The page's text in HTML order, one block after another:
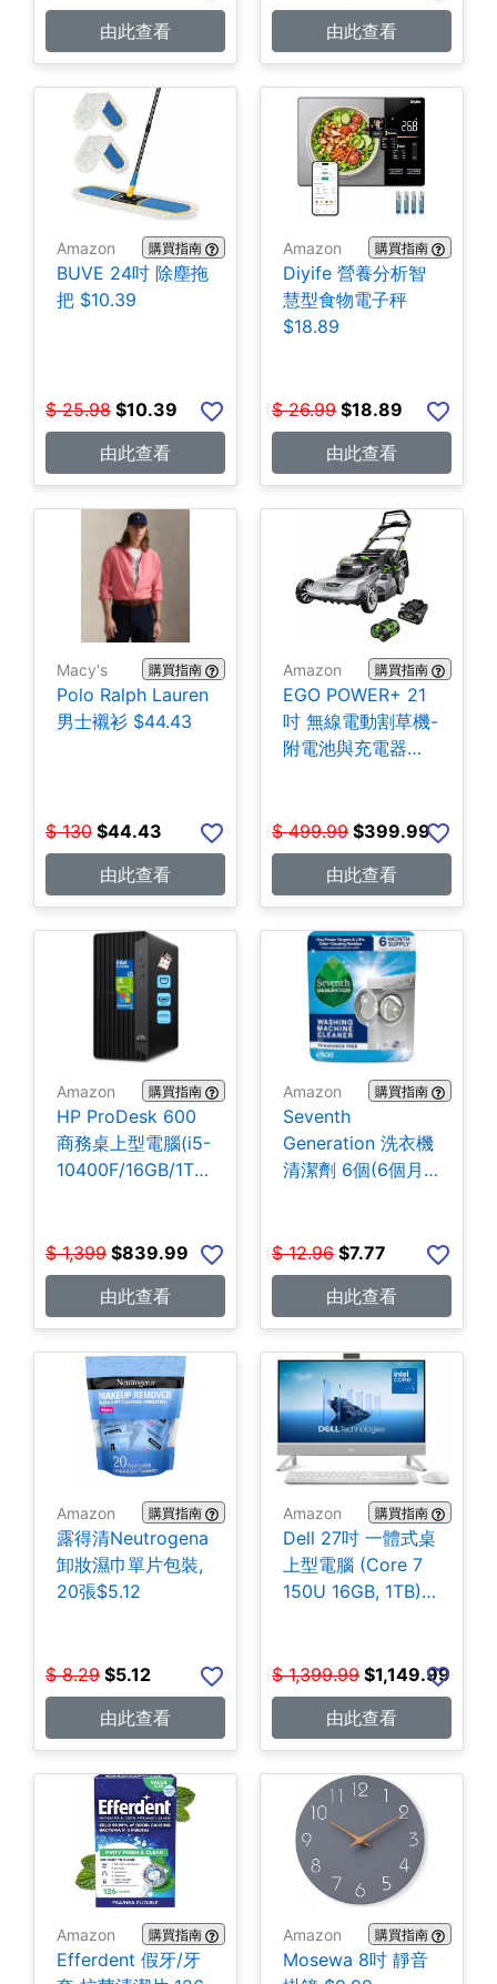
由此查看
由此查看
Amazon 購買指南
BUVE 24吋 除塵拖
把 $10.39
$ 25.98 $10.39
由此查看
Amazon 購買指南
Diyife 營養分析智
慧型食物電子秤
$18.89
$ 26.99 $18.89
由此查看
Macy's 購買指南
Polo Ralph Lauren
男士襯衫 $44.43
$ 130 $44.43
由此查看
Amazon 購買指南
EGO POWER+ 21
吋 無線電動割草機-
附電池與充電器
$ 499.99 $399.99
由此查看
Amazon 購買指南
HP ProDesk 600
商務桌上型電腦(i5-
10400F/16GB/1TB
$ 1,399 $839.99
由此查看
Amazon 購買指南
Seventh
Generation 洗衣機
清潔劑 6個(6個月
$ 12.96 $7.77
由此查看
Amazon 購買指南
露得清Neutrogena
卸妝濕巾單片包裝,
20張$5.12
$ 8.29 $5.12
由此查看
Amazon 購買指南
Dell 27吋 一體式桌
上型電腦 (Core 7
150U 16GB, 1TB)
$ 1,399.99 $1,149.99
由此查看
Amazon 購買指南
Efferdent 假牙/牙
Amazon 購買指南
Mosewa 8吋 靜音